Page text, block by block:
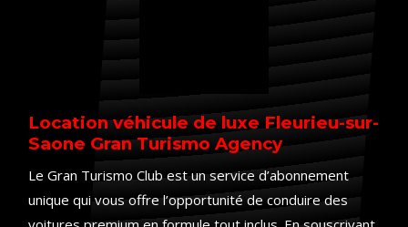
Location véhicule de luxe Fleurieu-sur-
Saone Gran Turismo Agency
Le Gran Turismo Club est un service d’abonnement
unique qui vous offre l’opportunité de conduire des